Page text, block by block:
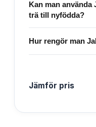
Kan man använda
trä till nyfödda?
Hur rengör man
Jämför pris